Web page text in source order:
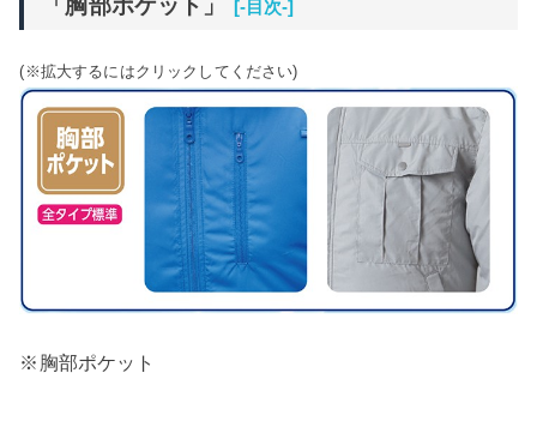
「胸部ポケット」 [-目次-]
(※拡大するにはクリックしてください)
※胸部ポケット